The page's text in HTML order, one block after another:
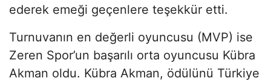
ederek emeği geçenlere teşekkür etti.
Turnuvanın en değerli oyuncusu (MVP) ise
Zeren Spor’un başarılı orta oyuncusu Kübra
Akman oldu. Kübra Akman, ödülünü Türkiye